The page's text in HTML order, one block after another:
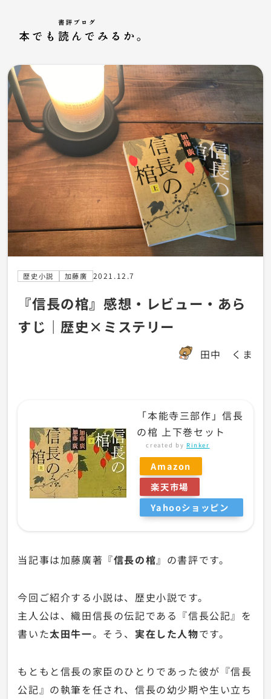
歴史小説 加藤廣 2021.12.7
『信長の棺』感想・レビュー・あら
すじ｜歴史×ミステリー
田中 くま
「本能寺三部作」信長
の棺 上下巻セット
created by Rinker
Amazon
楽天市場
Yahooショッピン
当記事は加藤廣著『信長の棺』の書評です。
今回ご紹介する小説は、歴史小説です。
主人公は、織田信長の伝記である『信長公記』を
書いた太田牛一。そう、 実在した人物です。
もともと信長の家臣のひとりであった彼が『信長
公記』の執筆を任され、信長の幼少期や生い立ち